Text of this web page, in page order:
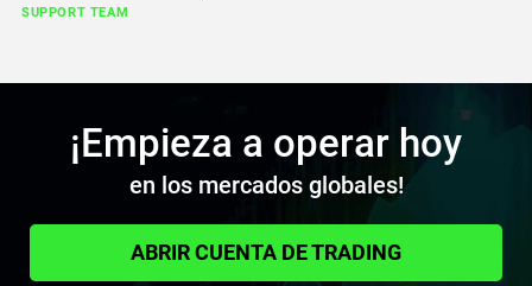
0.600
All Accounts
FTSE China A50 Index
SUPPORT TEAM
¡Empieza a operar hoy
en los mercados globales!
ABRIR CUENTA DE TRADING